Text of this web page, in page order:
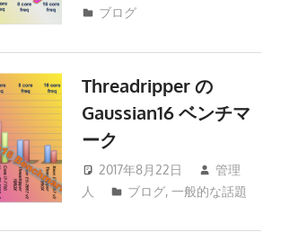
ブログ
Threadripper の
Gaussian16 ベンチマ
ーク
2017年8月22日
管理
人
ブログ,一般的な話題